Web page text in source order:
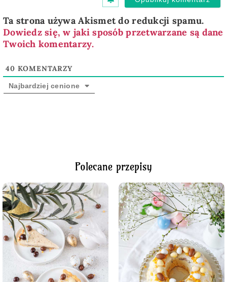
Ta strona używa Akismet do redukcji spamu.
Dowiedz się, w jaki sposób przetwarzane są dane
Twoich komentarzy.
40 KOMENTARZY
Najbardziej cenione
Polecane przepisy